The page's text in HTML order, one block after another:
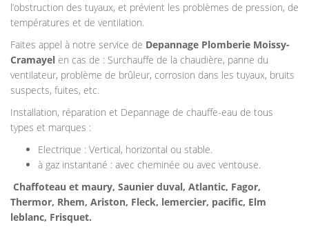
l’obstruction des tuyaux, et prévient les problèmes de pression, de
températures et de ventilation.
Faites appel à notre service de Depannage Plomberie Moissy-
Cramayel en cas de : Surchauffe de la chaudière, panne du
ventilateur, problème de brûleur, corrosion dans les tuyaux, bruits
suspects, fuites, etc.
Installation, réparation et Depannage de chauffe-eau de tous
types et marques :
Electrique : Vertical, horizontal ou stable.
à gaz instantané : avec cheminée ou avec ventouse.
Chaffoteau et maury, Saunier duval, Atlantic, Fagor,
Thermor, Rhem, Ariston, Fleck, lemercier, pacific, Elm
leblanc, Frisquet.